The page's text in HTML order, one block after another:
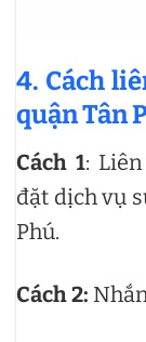
4. Cách
quận Tân
Cách 1:
đặt dịch vụ
Phú.
Cách 2: